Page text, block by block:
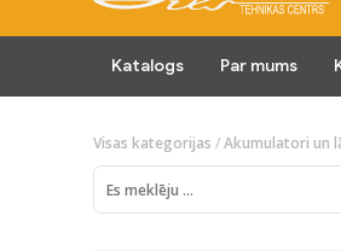
Katalogs Par mums
Visas kategorijas /Akumulatori un